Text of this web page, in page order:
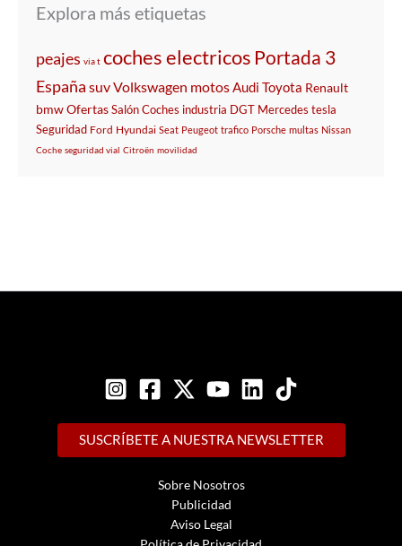
Explora más etiquetas
peajes via t coches electricos Portada 3
España suvVolkswagen motosAudi Toyota Renault
bmwOfertasSalónCoches industria DGT Mercedes tesla
Seguridad Ford Hyundai Seat Peugeot trafico Porsche multas Nissan
Coche seguridad vial Citroën movilidad
SUSCRÍBETE A NUESTRA NEWSLETTER
Sobre Nosotros
Publicidad
Aviso Legal